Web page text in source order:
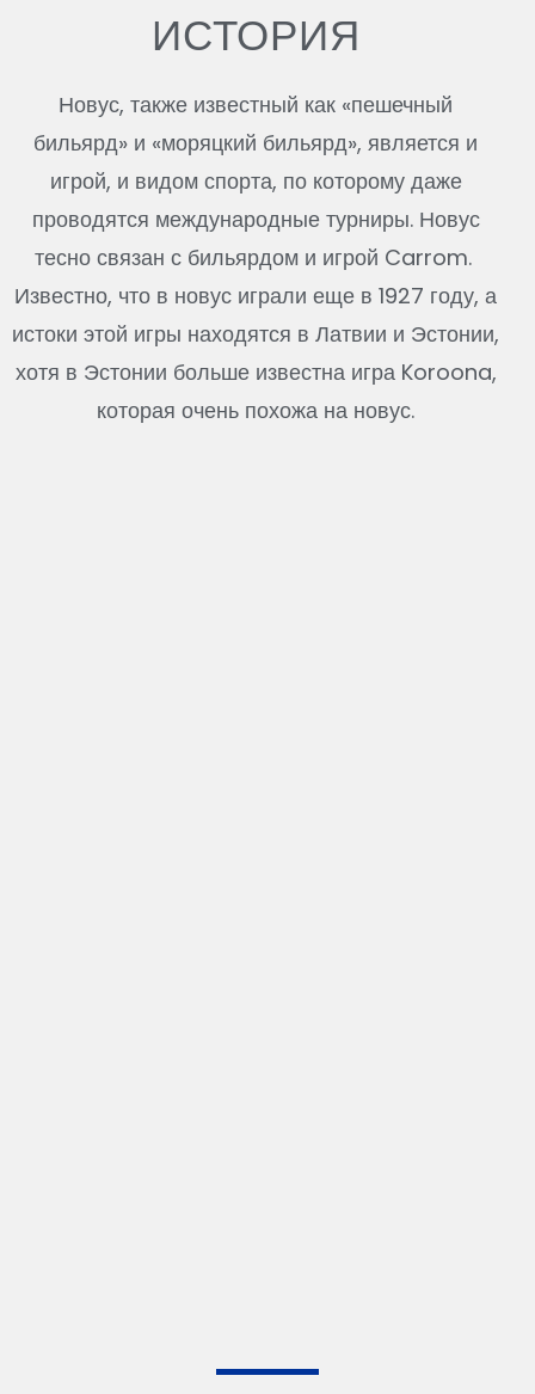
ИСТОРИЯ
Новус, также известный как «пешечный
бильярд» и «моряцкий бильярд», является и
игрой, и видом спорта, по которому даже
проводятся международные турниры. Новус
тесно связан с бильярдом и игрой Carrom.
Известно, что в новус играли еще в 1927 году, а
истоки этой игры находятся в Латвии и Эстонии,
хотя в Эстонии больше известна игра Koroona,
которая очень похожа на новус.